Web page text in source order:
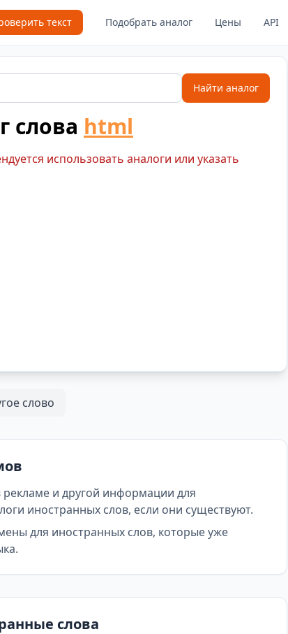
текст Подобрать аналог Цены API
Найти аналог
слова html
использовать аналоги или указать
слово
и другой информации для
иностранных слов, если они существуют.
для иностранных слов, которые уже
слова